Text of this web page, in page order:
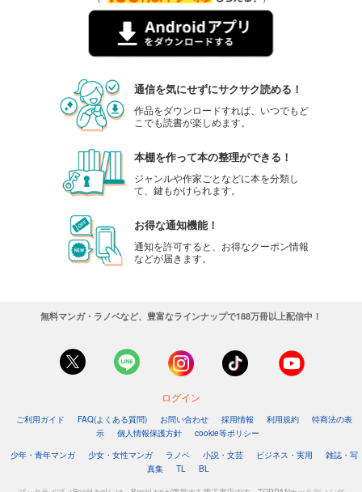
通信を気にせずにサクサク読める！
作品をダウンロードすれば、いつでもど
こでも読書が楽しめます。
本棚を作って本の整理ができる！
ジャンルや作家ごとなどに本を分類し
て、鍵もかけられます。
お得な通知機能！
通知を許可すると、お得なクーポン情報
などが届きます。
無料マンガ・ラノベなど、豊富なラインナップで188万冊以上配信中！
ログイン
ご利用ガイド FAQ(よくある質問) お問い合わせ 採用情報 利用規約
特商法の表
示
個人情報保護方針
cookie等ポリシー
少年・青年マンガ
少女・女性マンガ ラノベ 小説・文芸 ビジネス・実用
雑誌・写
真集
TL BL